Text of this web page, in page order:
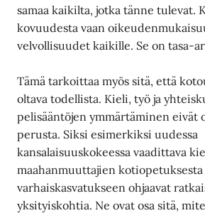
samaa kaikilta, jotka tänne tulevat.
kovuudesta vaan
velvollisuudet kaikille. Se on tasa-
Tämä tarkoittaa myös sitä, että
oltava todellista. Kieli, työ ja
pelisääntöjen ymmärtäminen eivät
perusta. Siksi esimerkiksi uudessa
kansalaisuuskokeessa vaadittava
maahanmuuttajien kotiopetuksesta
varhaiskasvatukseen ohjaavat
yksityiskohtia. Ne ovat osa sitä,